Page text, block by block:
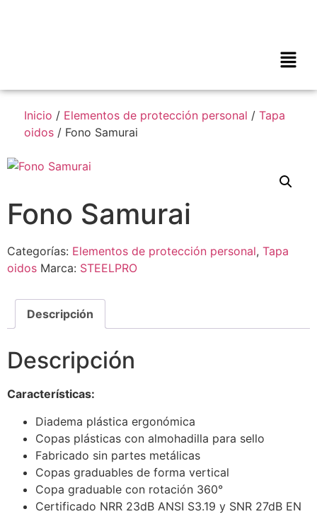
Inicio / Elementos de protección personal / Tapa
oidos / Fono Samurai
Fono Samurai
Categorías: Elementos de protección personal, Tapa
oidos Marca: STEELPRO
Descripción
Descripción
Características:
Diadema plástica ergonómica
Copas plásticas con almohadilla para sello
Fabricado sin partes metálicas
Copas graduables de forma vertical
Copa graduable con rotación 360°
Certificado NRR 23dB ANSI S3.19 y SNR 27dB EN